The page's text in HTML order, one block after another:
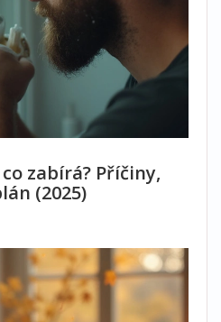
zabírá? Příčiny,
(2025)